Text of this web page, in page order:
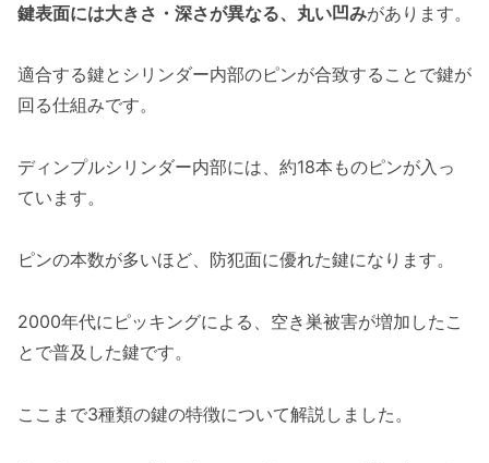
鍵表面には大きさ・深さが異なる、丸い凹みがあります。
適合する鍵とシリンダー内部のピンが合致することで鍵が
回る仕組みです。
ディンプルシリンダー内部には、約18本ものピンが入っ
ています。
ピンの本数が多いほど、防犯面に優れた鍵になります。
2000年代にピッキングによる、空き巣被害が増加したこ
とで普及した鍵です。
ここまで3種類の鍵の特徴について解説しました。